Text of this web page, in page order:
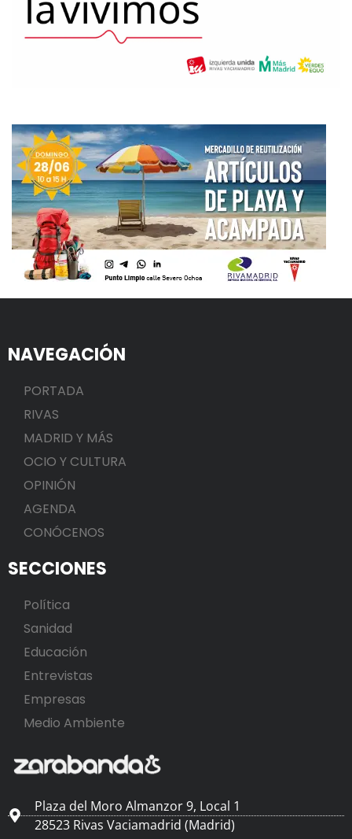
NAVEGACIÓN
PORTADA
RIVAS
MADRID Y MÁS
OCIO Y CULTURA
OPINIÓN
AGENDA
CONÓCENOS
SECCIONES
Política
Sanidad
Educación
Entrevistas
Empresas
Medio Ambiente
Plaza del Moro Almanzor 9, Local 1
28523 Rivas Vaciamadrid (Madrid)